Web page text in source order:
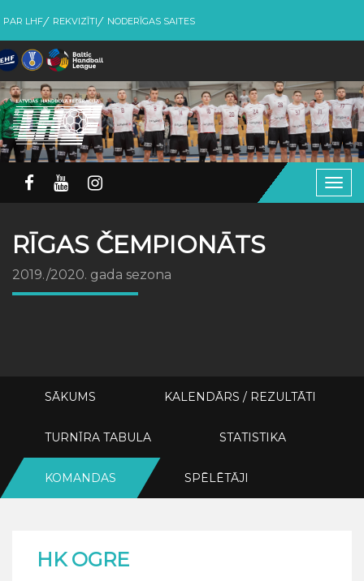
PAR LHF REKVIZĪTI NODERĪGAS SAITES
RĪGAS ČEMPIONĀTS
2019./2020. gada sezona
SĀKUMS KALENDĀRS / REZULTĀTI
TURNĪRA TABULA STATISTIKA
KOMANDAS SPĒLĒTĀJI
HK OGRE